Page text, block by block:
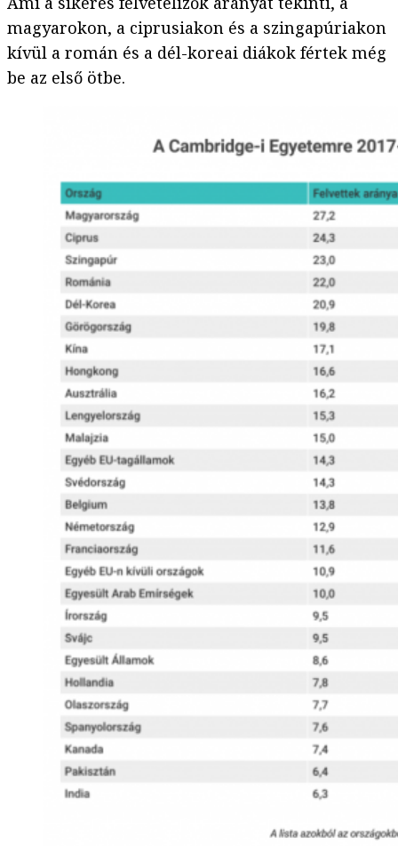
magyarokon, a ciprusiakon és a szingapúriakon
kívül a román és a dél-koreai diákok fértek még
be az első ötbe.